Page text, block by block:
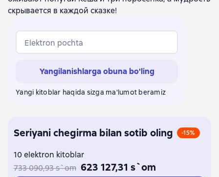
скрывается в каждой сказке!
Elektron pochta
Yangilanishlarga obuna bo'ling
Yangi kitoblar haqida sizga ma'lumot beramiz
Seriyani chegirma bilan sotib oling -15%
10 elektron kitoblar
733 090,93 s`om 623 127,31 s`om